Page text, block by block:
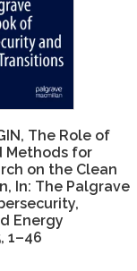
The Role of
Methods for
on the Clean
In: The Palgrave
Energy
1–46